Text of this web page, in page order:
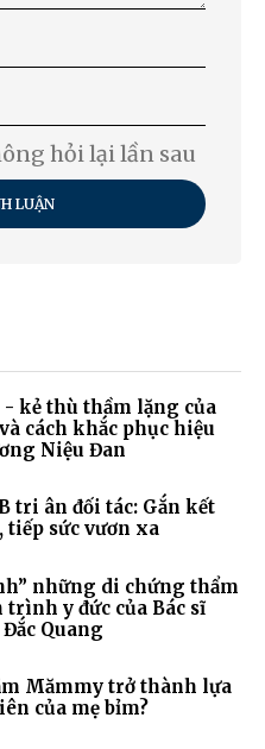
hỏi lại lần sau
LUẬN
- kẻ thù thầm lặng của
cách khắc phục hiệu
Niệu Đan
tri ân đối tác: Gắn kết
tiếp sức vươn xa
những di chứng thẩm
trình y đức của Bác sĩ
Quang
Mămmy trở thành lựa
của mẹ bỉm?